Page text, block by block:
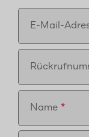
E-Mail-
Name